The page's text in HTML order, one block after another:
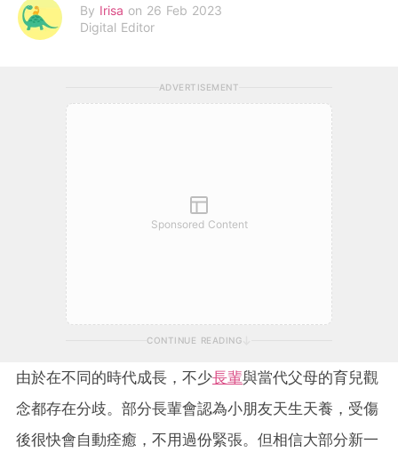
By Irisa on 26 Feb 2023
Digital Editor
ADVERTISEMENT
Sponsored Content
CONTINUE READING
由於在不同的時代成長，不少長輩與當代父母的育兒觀
念都存在分歧。部分長輩會認為小朋友天生天養，受傷
後很快會自動痊癒，不用過份緊張。但相信大部分新一